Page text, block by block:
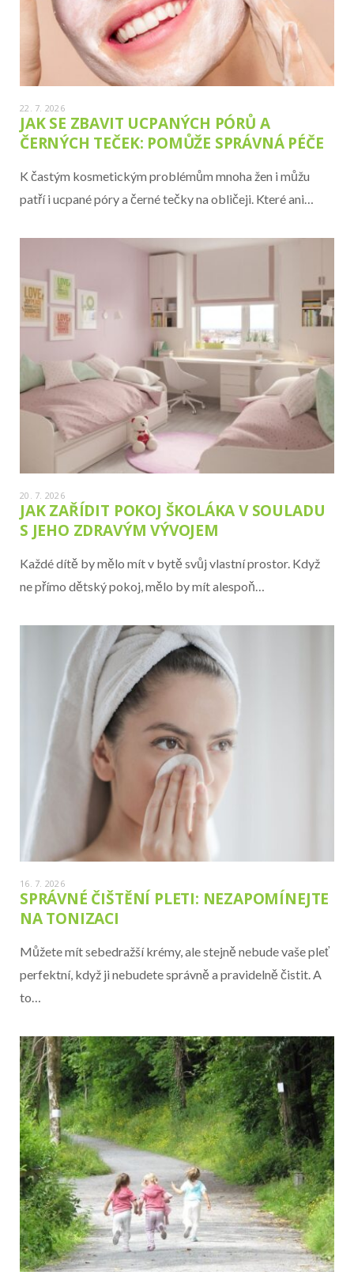
22. 7. 2026
JAK SE ZBAVIT UCPANÝCH PÓRŮ A
ČERNÝCH TEČEK: POMŮŽE SPRÁVNÁ PÉČE
K častým kosmetickým problémům mnoha žen i můžu
patří i ucpané póry a černé tečky na obličeji. Které ani…
20. 7. 2026
JAK ZAŘÍDIT POKOJ ŠKOLÁKA V SOULADU
S JEHO ZDRAVÝM VÝVOJEM
Každé dítě by mělo mít v bytě svůj vlastní prostor. Když
ne přímo dětský pokoj, mělo by mít alespoň…
16. 7. 2026
SPRÁVNÉ ČIŠTĚNÍ PLETI: NEZAPOMÍNEJTE
NA TONIZACI
Můžete mít sebedražší krémy, ale stejně nebude vaše pleť
perfektní, když ji nebudete správně a pravidelně čistit. A
to…